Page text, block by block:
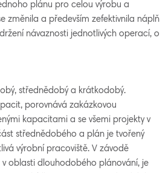
plánu pro celou výrobu a
změnila a především zefektivnila náplň
návaznosti jednotlivých operací, o
střednědobý a krátkodobý.
porovnává zakázkovou
kapacitami a se všemi projekty v
střednědobého a plán je tvořený
výrobní pracoviště. V závodě
v oblasti dlouhodobého plánování, je